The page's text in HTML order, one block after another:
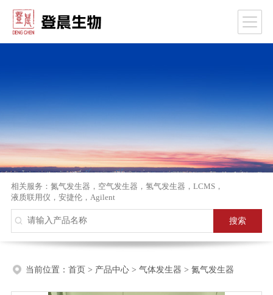
相关服务： 氮气发生器 ， 空气发生器 ， 氢气发生器 ， LCMS，
液质联用仪 ， 安捷伦， Agilent
当前位置： 首页> 产品中心> 气体发生器 > 氮气发生器